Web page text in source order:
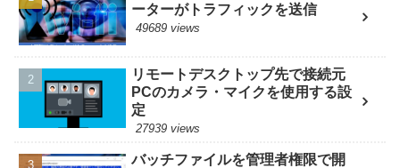
ーターがトラフィックを送信
49689 views
リモートデスクトップ先で接続元
PCのカメラ・マイクを使用する設
定
27939 views
バッチファイルを管理者権限で開